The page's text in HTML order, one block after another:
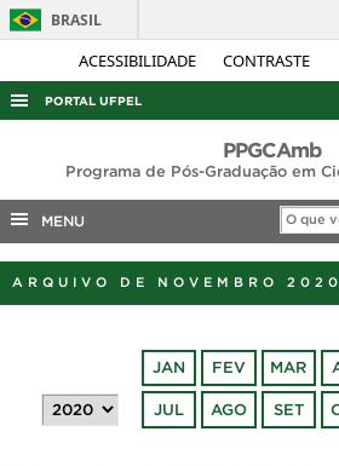
ACESSIBILIDADE CONTRASTE
BRASIL
PORTAL UFPEL
AUDITORIA
COBALTO
CONCURSOS
EDITAIS
INTERNACIONAL
PORTARIAS
PPGCAmb
Programa de Pós-Graduação em
MENU
ARQUIVO DE NOVEMBRO 2020
JAN FEV MAR
JUL AGO SET